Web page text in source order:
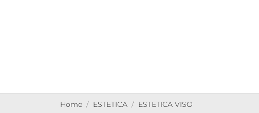
Home ESTETICA ESTETICA VISO